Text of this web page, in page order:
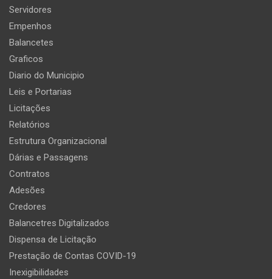
Servidores
Empenhos
Balancetes
Graficos
Diario do Municipio
Leis e Portarias
Licitações
Relatórios
Estrutura Organizacional
Dárias e Passagens
Contratos
Adesões
Credores
Balancetres Digitalizados
Dispensa de Licitação
Prestação de Contas COVID-19
Inexigibilidades